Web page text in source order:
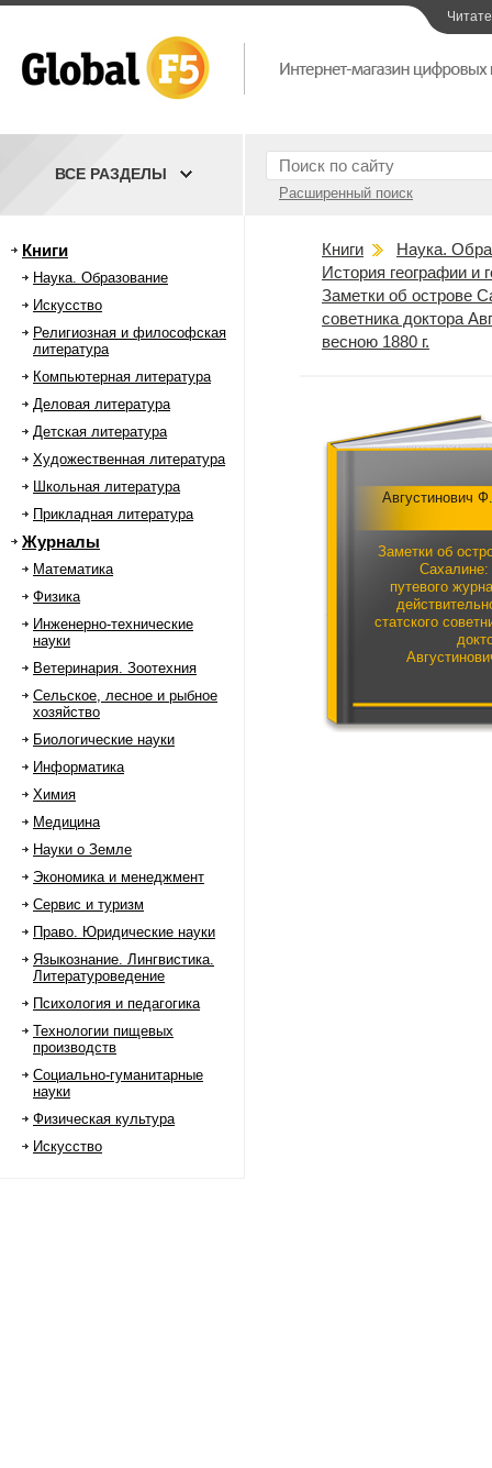
Расширенный поиск
ВСЕ РАЗДЕЛЫ
Книги
Наука. Образование
Искусство
Религиозная и философская
литература
Компьютерная литература
Деловая литература
Детская литература
Художественная литература
Школьная литература
Прикладная литература
Журналы
Математика
Физика
Инженерно-технические
науки
Ветеринария. Зоотехния
Сельское, лесное и рыбное
хозяйство
Биологические науки
Информатика
Химия
Медицина
Науки о Земле
Экономика и менеджмент
Сервис и туризм
Право. Юридические науки
Языкознание. Лингвистика.
Литературоведение
Психология и педагогика
Технологии пищевых
производств
Социально-гуманитарные
науки
Физическая культура
Искусство
Книги
Наука.
История географии и
Заметки об острове
советника доктора
весною 1880 г.
Августинович
Заметки об
Сахалине:
путевого
статского
о. Сахалин